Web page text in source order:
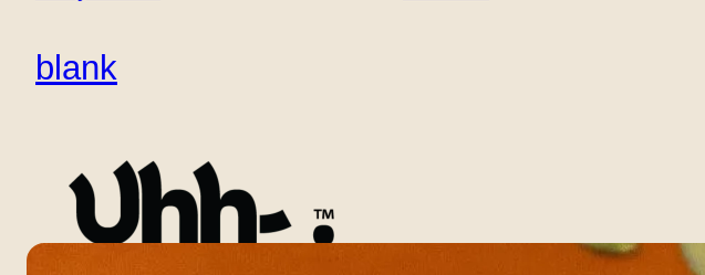
blank
En farverig og mættende kornskål med røget goulashsauce,
ristede græskarkerner for knas. Scorer A: rigt på